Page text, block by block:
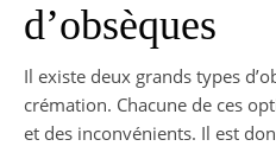
d’obsèques
Il existe deux grands types
crémation. Chacune de ces
et des inconvénients. Il est